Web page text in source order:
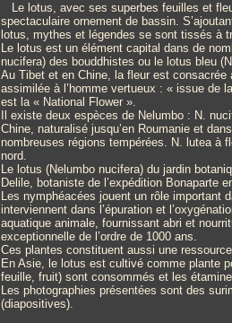
Le lotus, avec ses superbes feuilles et
spectaculaire ornement de bassin.
lotus, mythes et légendes se sont tissés à
Le lotus est un élément capital dans de
nucifera) des bouddhistes ou le lotus bleu
Au Tibet et en Chine, la fleur est
assimilée à l’homme vertueux : « issue de
est la « National Flower ».
Il existe deux espèces de Nelumbo : N.
Chine, naturalisé jusqu’en Roumanie et
nombreuses régions tempérées. N. lutea à
nord.
Le lotus (Nelumbo nucifera) du jardin
Delile, botaniste de l’expédition Bonaparte
Les nymphéacées jouent un rôle important
interviennent dans l’épuration et
aquatique animale, fournissant abri et
exceptionnelle de l’ordre de 1000 ans.
Ces plantes constituent aussi une
En Asie, le lotus est cultivé comme plante
feuille, fruit) sont consommés et les
Les photographies présentées sont des
(diapositives).